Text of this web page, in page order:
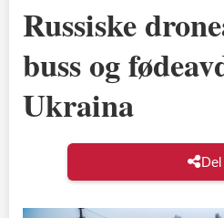
Russiske
buss og
Ukraina
Del